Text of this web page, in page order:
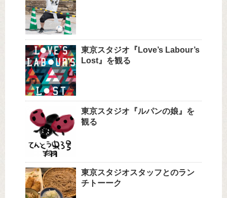
東京スタジオ『Love’s Labour’s
Lost』を観る
東京スタジオ『ルパンの娘』を
観る
東京スタジオスタッフとのラン
チトーーク